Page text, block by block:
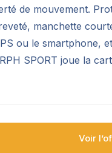
de mouvement.
manchette
ou le smartphone,
SPORT joue la
Voir